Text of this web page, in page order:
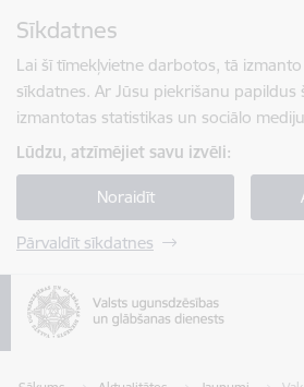
Sīkdatnes
Lai šī tīmekļvietne darbotos, tā
sīkdatnes. Ar Jūsu piekrišanu papildus
izmantotas statistikas un sociālo
Lūdzu, atzīmējiet savu izvēli:
Noraidīt
Pārvaldīt sīkdatnes